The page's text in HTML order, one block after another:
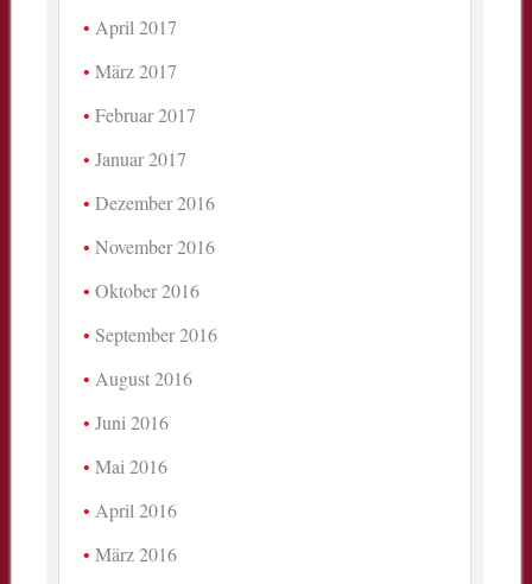
April 2017
März 2017
Februar 2017
Januar 2017
Dezember 2016
November 2016
Oktober 2016
September 2016
August 2016
Juni 2016
Mai 2016
April 2016
März 2016